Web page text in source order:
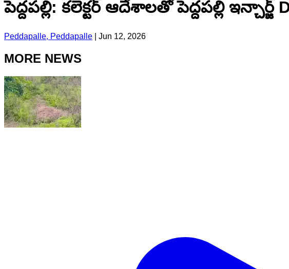
పెద్దపల్లి: కలెక్టర్ ఆదేశాలతో పెద్దపల్లి
Peddapalle, Peddapalle Jun 12, 2026
MORE NEWS